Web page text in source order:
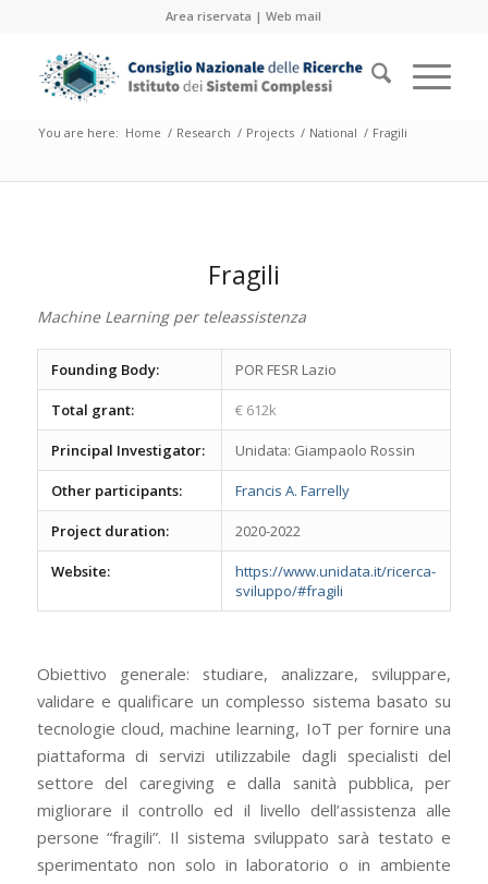
Area riservata |Web mail
You are here: Home / Research / Projects / National / Fragili
Fragili
Machine Learning per teleassistenza
Founding Body: POR FESR Lazio
Total grant: € 612k
Principal Investigator: Unidata: Giampaolo Rossin
Other participants: Francis A. Farrelly
Project duration: 2020-2022
Website:
https://www.unidata.it/ricerca-
sviluppo/#fragili
Obiettivo generale: studiare, analizzare, sviluppare,
validare e qualificare un complesso sistema basato su
tecnologie cloud, machine learning, IoT per fornire una
piattaforma di servizi utilizzabile dagli specialisti del
settore del caregiving e dalla sanità pubblica, per
migliorare il controllo ed il livello dell’assistenza alle
persone “fragili”. Il sistema sviluppato sarà testato e
sperimentato non solo in laboratorio o in ambiente